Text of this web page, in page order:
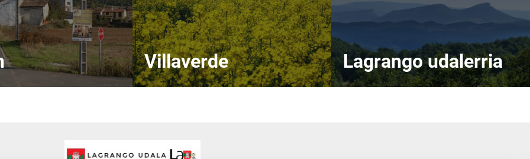
Villaverde Lagrango udalerria